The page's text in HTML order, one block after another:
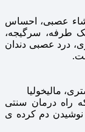
عصبی، احساس
طرفه، سرگیجه،
درد عصبی دندان
مالیخولیا
راه درمان سنتی
دم کرده ی